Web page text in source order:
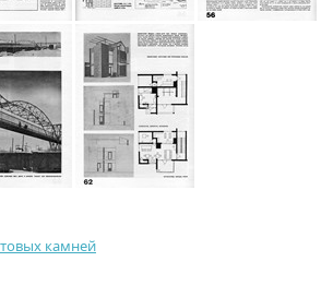
камней